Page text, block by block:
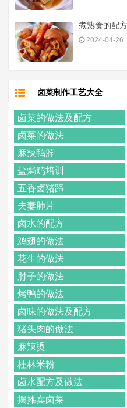
煮熟食的配
2024-04-26
卤菜制作工艺大全
卤菜的做法及配方
卤菜的做法
麻辣鸭脖
盐焗鸡培训
五香卤猪蹄
夫妻肺片
卤水的配方
鸡翅的做法
花生的做法
肘子的做法
烤鸭的做法
卤味的做法及配方
猪头肉的做法
麻辣烫
桂林米粉
卤水配方及做法
摆摊卖卤菜